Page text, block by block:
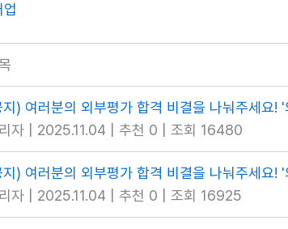
지) 여러분의 외부평가 합격 비결을 나눠주세요!
자
2025.11.04 추천 0 조회 16480
지) 여러분의 외부평가 합격 비결을 나눠주세요!
자
2025.11.04 추천 0 조회 16925